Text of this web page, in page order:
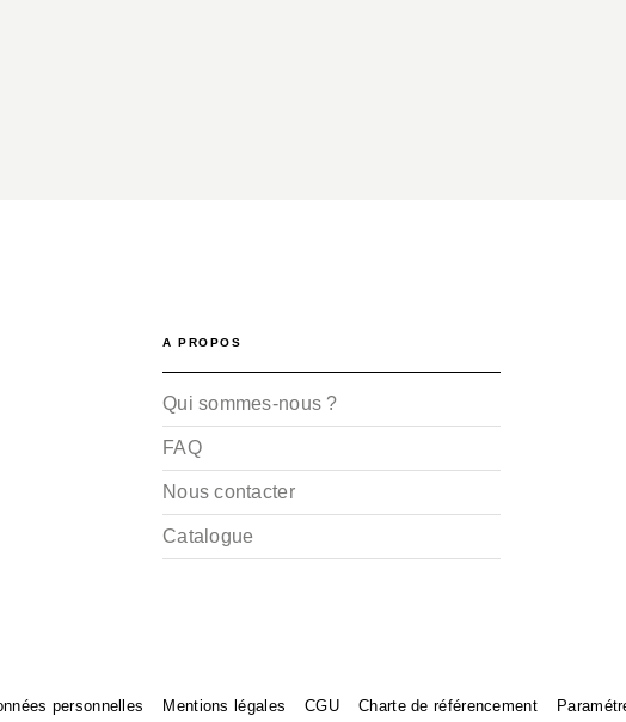
A PROPOS
Qui sommes-nous ?
FAQ
Nous contacter
Catalogue
personnelles Mentions légales CGU Charte de référencement